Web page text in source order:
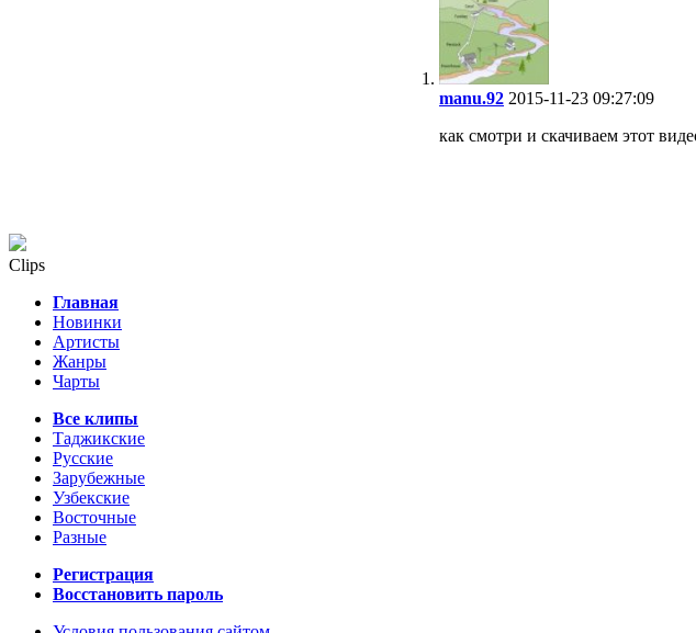
manu.92 2015-11-23 09:27:09
как смотри и скачиваем этот
Clips
Главная
Новинки
Артисты
Жанры
Чарты
Все клипы
Таджикские
Русские
Зарубежные
Узбекские
Восточные
Разные
Регистрация
Восстановить пароль